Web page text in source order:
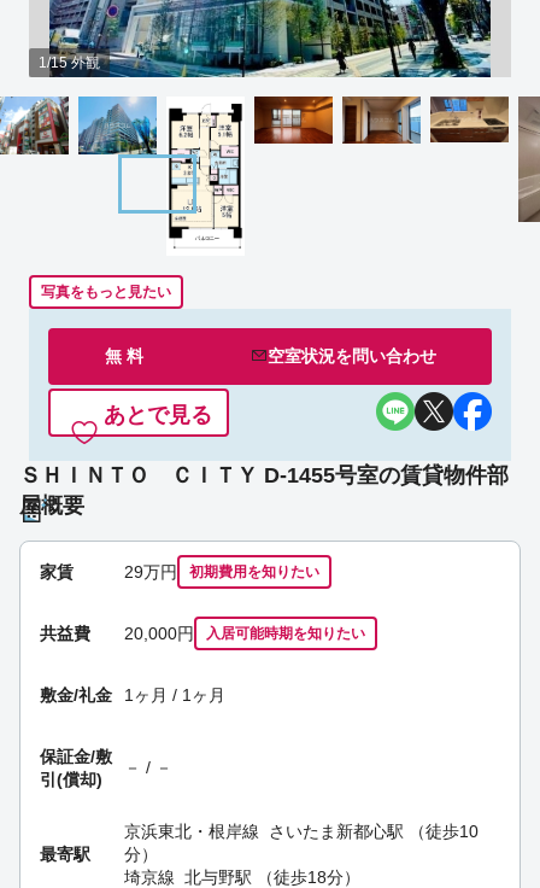
1/15 外観
写真をもっと見たい
無 料 空室状況を問い合わせ
あとで見る
ＳＨＩＮＴＯ ＣＩＴＹ D-1455号室の賃貸物件部
屋概要
家賃 29万円 初期費用を知りたい
共益費 20,000円 入居可能時期を知りたい
敷金/礼金 1ヶ月 / 1ヶ月
保証金/敷
引(償却)
－ / －
最寄駅
京浜東北・根岸線 さいたま新都心駅 （徒歩10
分）
埼京線 北与野駅 （徒歩18分）